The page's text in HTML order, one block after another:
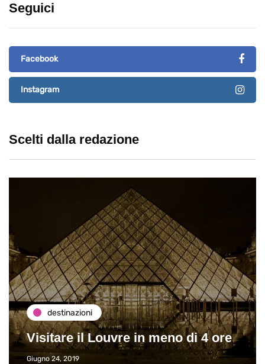
Seguici
Facebook
Instagram
Scelti dalla redazione
destinazioni
Visitare il Louvre in meno di 4 ore
Giugno 24, 2019